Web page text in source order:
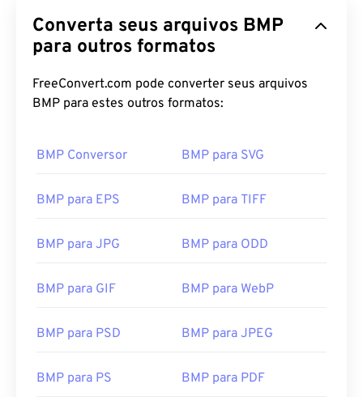
Converta seus arquivos BMP
para outros formatos
FreeConvert.com pode converter seus arquivos
BMP para estes outros formatos:
BMP Conversor BMP para SVG
BMP para EPS BMP para TIFF
BMP para JPG BMP para ODD
BMP para GIF BMP para WebP
BMP para PSD BMP para JPEG
BMP para PS BMP para PDF